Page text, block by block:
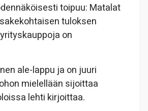
toipuu: Matalat
tuloksen
on
ale-lappu ja on juuri
mielellään sijoittaa
lehti kirjoittaa.